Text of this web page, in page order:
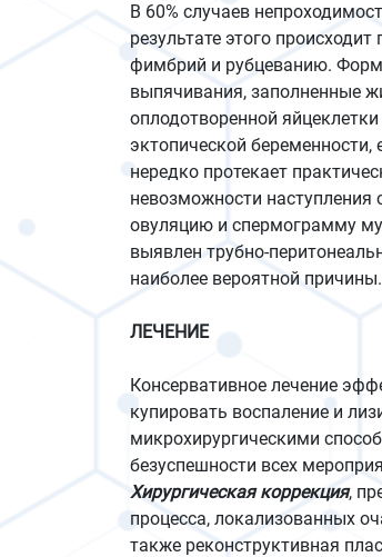
В 60% случаев
результате этого
фимбрий и рубцеванию.
выпячивания, заполненные
оплодотворенной
эктопической
нередко протекает
невозможности наступления
овуляцию и спермограмму
выявлен трубно-
наиболее вероятной причины.
ЛЕЧЕНИЕ
Консервативное лечение
купировать воспаление и
микрохирургическими
безуспешности всех
Хирургическая коррекция,
процесса, локализованных
также реконструктивная